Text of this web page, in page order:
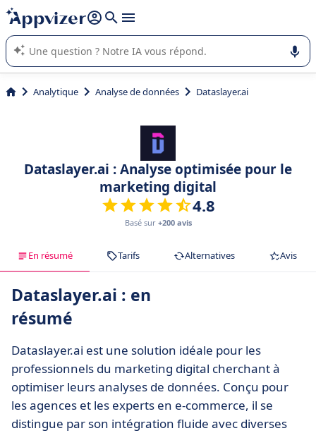
répondre (plusieurs lignes avec
L'IA de Appvizer vous guide dans l'utilisation ou la sélection de
logiciel SaaS en entreprise.
Analytique Analyse de données Dataslayer.ai
Dataslayer.ai : Analyse optimisée pour le
marketing digital
4.8
Basé sur +200 avis
En résumé Tarifs Alternatives Avis
Dataslayer.ai : en
résumé
Dataslayer.ai est une solution idéale pour les
professionnels du marketing digital cherchant à
optimiser leurs analyses de données. Conçu pour
les agences et les experts en e-commerce, il se
distingue par son intégration fluide avec diverses